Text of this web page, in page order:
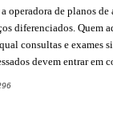
operadora de planos
diferenciados.
consultas e exames
devem entrar